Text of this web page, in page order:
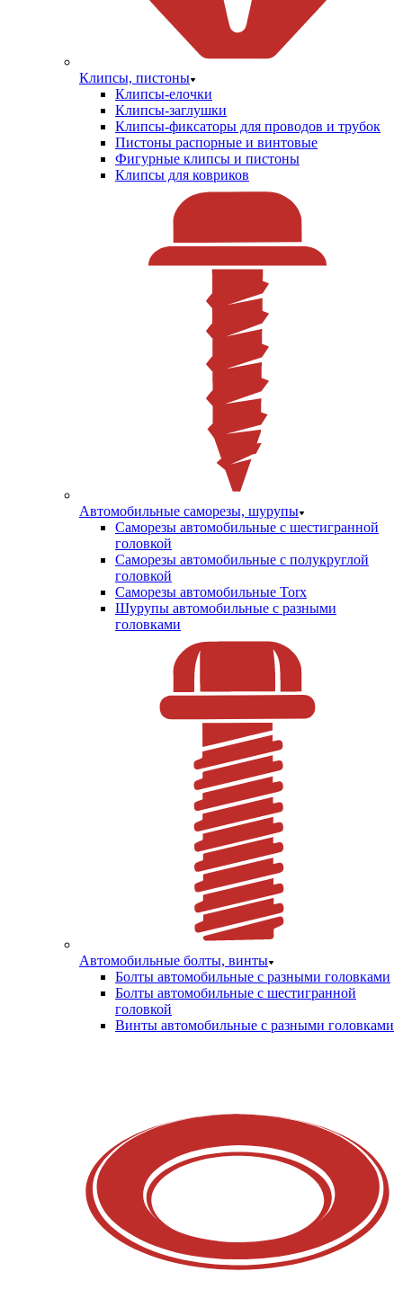
Клипсы, пистоны
Клипсы-елочки
Клипсы-заглушки
Клипсы-фиксаторы для проводов и трубок
Пистоны распорные и винтовые
Фигурные клипсы и пистоны
Клипсы для ковриков
Автомобильные саморезы, шурупы
Саморезы автомобильные с шестигранной
головкой
Саморезы автомобильные с полукруглой
головкой
Саморезы автомобильные Torx
Шурупы автомобильные с разными
головками
Автомобильные болты, винты
Болты автомобильные с разными головками
Болты автомобильные с шестигранной
головкой
Винты автомобильные с разными головками